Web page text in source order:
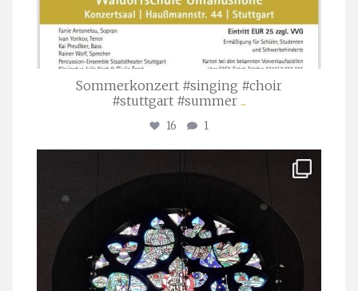
Sommerkonzert #singing #choir
#stuttgart #summer ...
16 1
Apr. 1